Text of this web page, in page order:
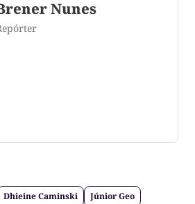
Nunes
Dhieine Caminski Júnior Geo